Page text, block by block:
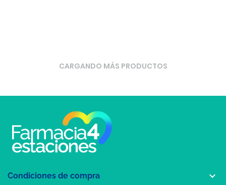
CARGANDO MÁS PRODUCTOS
Condiciones de compra 